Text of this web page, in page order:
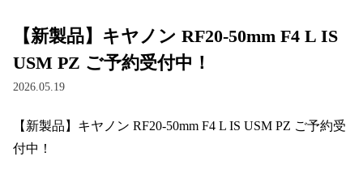
【新製品】キヤノン RF20-50mm F4 L IS
USM PZ ご予約受付中！
2026.05.19
【新製品】キヤノン RF20-50mm F4 L IS USM PZ ご予約受
付中！